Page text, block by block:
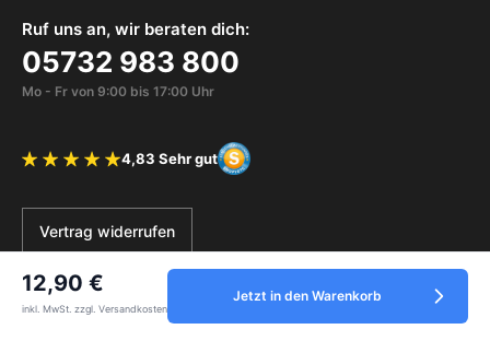
12,90 €
inkl. MwSt. zzgl. Versandkosten
Jetzt in den Warenkorb
Ruf uns an, wir beraten dich:
05732 983 800
Mo - Fr von 9:00 bis 17:00 Uhr
Bewertung 4.83 von 5 Sternen
4,83 Sehr gut
Vertrag widerrufen
Service